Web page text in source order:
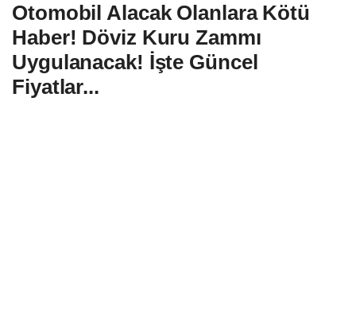
Otomobil Alacak Olanlara Kötü
Haber! Döviz Kuru Zammı
Uygulanacak! İşte Güncel
Fiyatlar...